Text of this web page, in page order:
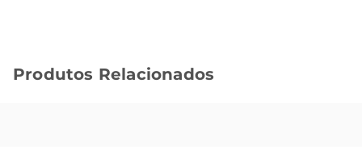
Produtos Relacionados